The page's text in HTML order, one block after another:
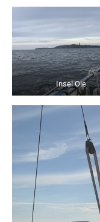
Insel Oie